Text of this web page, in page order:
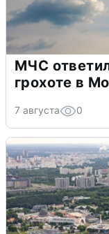
МЧС
грохоте в
7 августа 0